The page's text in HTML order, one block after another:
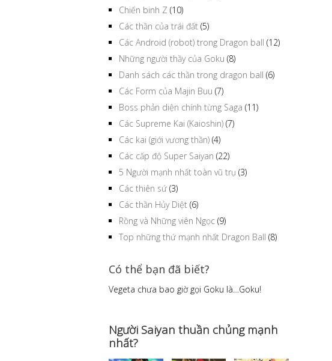
Chiến binh Z (10)
Các thần của trái đất (5)
Các Android (robot) trong Dragon ball (12)
Những người thầy của Goku (8)
Danh sách các thần trong dragon ball (6)
Các Form của Majin Buu (7)
Boss phản diện chính từng Saga (11)
Các Supreme Kai (Kaioshin) (7)
Các kai (giới vương thần) (4)
Các cấp độ Super Saiyan (22)
5 Người mạnh nhất toàn vũ trụ (3)
Các thiên sứ (3)
Các thần Hủy Diệt (6)
Rồng và Những viên Ngọc (9)
Top những thứ mạnh nhất Dragon Ball (8)
Có thể bạn đã biết?
Vegeta chưa bao giờ gọi Goku là…Goku!
Người Saiyan thuần chủng mạnh
nhất?